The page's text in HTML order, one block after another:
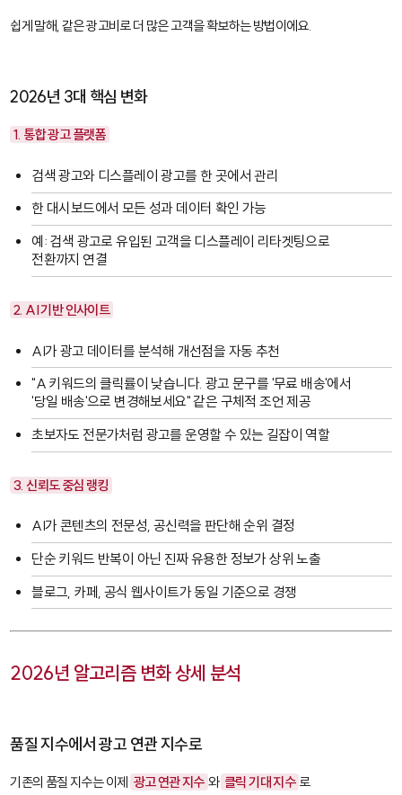
쉽게 말해, 같은 광고비로 더 많은 고객을 확보하는 방법이에요.
2026년 3대 핵심 변화
1. 통합 광고 플랫폼
검색 광고와 디스플레이 광고를 한 곳에서 관리
한 대시보드에서 모든 성과 데이터 확인 가능
예: 검색 광고로 유입된 고객을 디스플레이 리타겟팅으로
전환까지 연결
2. AI 기반 인사이트
AI가 광고 데이터를 분석해 개선점을 자동 추천
"A 키워드의 클릭률이 낮습니다. 광고 문구를 '무료 배송'에서
'당일 배송'으로 변경해보세요" 같은 구체적 조언 제공
초보자도 전문가처럼 광고를 운영할 수 있는 길잡이 역할
3. 신뢰도 중심 랭킹
AI가 콘텐츠의 전문성, 공신력을 판단해 순위 결정
단순 키워드 반복이 아닌 진짜 유용한 정보가 상위 노출
블로그, 카페, 공식 웹사이트가 동일 기준으로 경쟁
2026년 알고리즘 변화 상세 분석
품질 지수에서 광고 연관 지수로
기존의 품질 지수는 이제 광고 연관 지수 와 클릭 기대 지수 로